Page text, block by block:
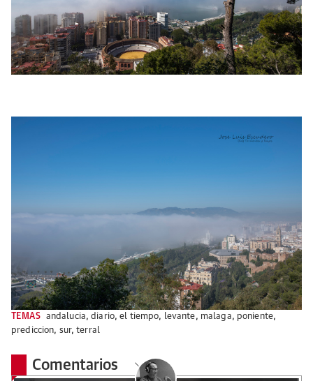
TEMAS andalucia,diario,el tiempo, levante, malaga, poniente,
prediccion, sur,terral
Comentarios